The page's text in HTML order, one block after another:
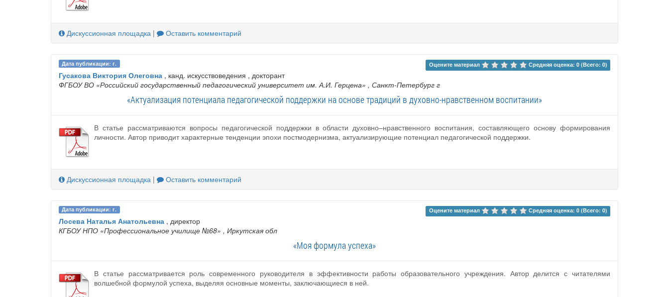
Дискуссионная площадка | Оставить комментарий
Дата публикации: г. Оцените материал Средняя оценка: 0 (Всего: 0)
Гусакова Виктория Олеговна , канд. искусствоведения , докторант
ФГБОУ ВО «Российский государственный педагогический университет им. А.И. Герцена» , Санкт-Петербург г
«Актуализация потенциала педагогической поддержки на основе традиций в духовно-нравственном воспитании»
В статье рассматриваются вопросы педагогической поддержки в области духовно–нравственного воспитания, составляющего основу формирования
личности. Автор приводит характерные тенденции эпохи постмодернизма, актуализирующие потенциал педагогической поддержки.
Дискуссионная площадка | Оставить комментарий
Дата публикации: г. Оцените материал Средняя оценка: 0 (Всего: 0)
Лосева Наталья Анатольевна , директор
КГБОУ НПО «Профессиональное училище №68» , Иркутская обл
«Моя формула успеха»
В статье рассматривается роль современного руководителя в эффективности работы образовательного учреждения. Автор делится с читателями
волшебной формулой успеха, выделяя основные моменты, заключающиеся в ней.